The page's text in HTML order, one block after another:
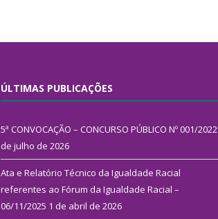
ÚLTIMAS PUBLICAÇÕES
5ª CONVOCAÇÃO – CONCURSO PÚBLICO Nº 001/2022
de julho de 2026
Ata e Relatório Técnico da Igualdade Racial
referentes ao Fórum da Igualdade Racial –
06/11/2025 1 de abril de 2026